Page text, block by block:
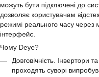
можуть бути підключені до
дозволяє користувачам
режимі реального часу через
інтерфейс.
Чому Deye?
Довговічність. Інвертори
проходять суворі